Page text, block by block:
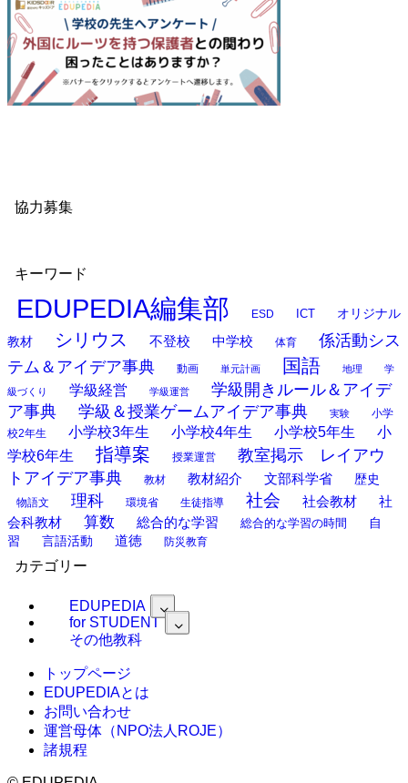
協力募集
キーワード
EDUPEDIA編集部 ESD ICT
オリジナル
教材
シリウス 不登校 中学校 体育
係活動シス
テム＆アイデア事典
動画 単元計画 国語 地理 学
級づくり 学級経営 学級運営
学級開きルール＆アイデ
ア事典
学級＆授業ゲームアイデア事典 実験
小学
校2年生
小学校3年生 小学校4年生 小学校5年生
小
学校6年生
指導案 授業運営
教室掲示 レイアウ
トアイデア事典
教材 教材紹介 文部科学省 歴史
物語文 理科 環境省 生徒指導 社会 社会教材
社
会科教材
算数 総合的な学習 総合的な学習の時間
自
習
言語活動 道徳 防災教育
カテゴリー
EDUPEDIA
for STUDENT
その他教科
トップページ
EDUPEDIAとは
お問い合わせ
運営母体（NPO法人ROJE）
諸規程